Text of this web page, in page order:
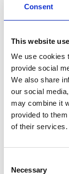
Consent
This website
We use cookies
provide social
We also share
our social
may combine it
provided to
of their services.
Selection
Necessary
escala
“Hemos
hemos
calidad